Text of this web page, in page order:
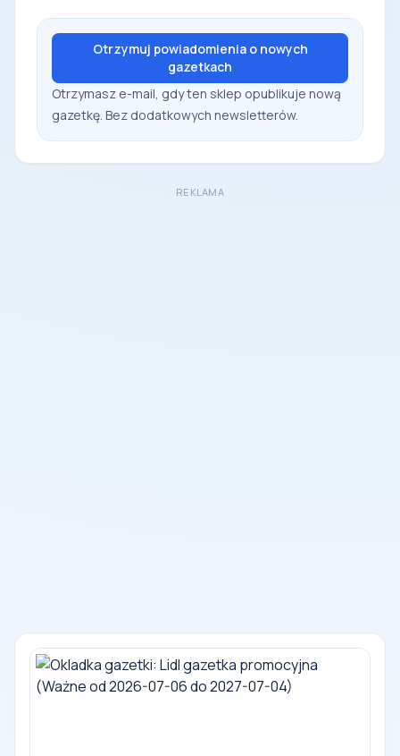
Otrzymuj powiadomienia o nowych
gazetkach
Otrzymasz e-mail, gdy ten sklep opublikuje nową
gazetkę. Bez dodatkowych newsletterów.
REKLAMA